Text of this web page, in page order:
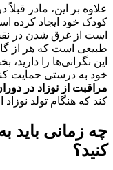
علاوه بر این، مادر
کودک خود ایجاد کرده
است از غرق شدن در
طبیعی است که هر از
این نگرانی‌ها را
خود به درستی حمایت
مراقبت از نوزاد در
کند که هنگام تولد
چه زمانی
کنید؟